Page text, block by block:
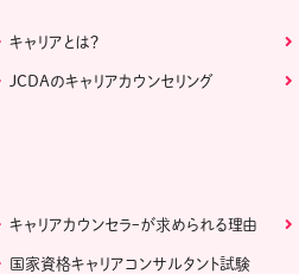
キャリアとは？
JCDAのキャリアカウンセリング
キャリアカウンセラｰが求められる理由
国家資格キャリアコンサルタント試験